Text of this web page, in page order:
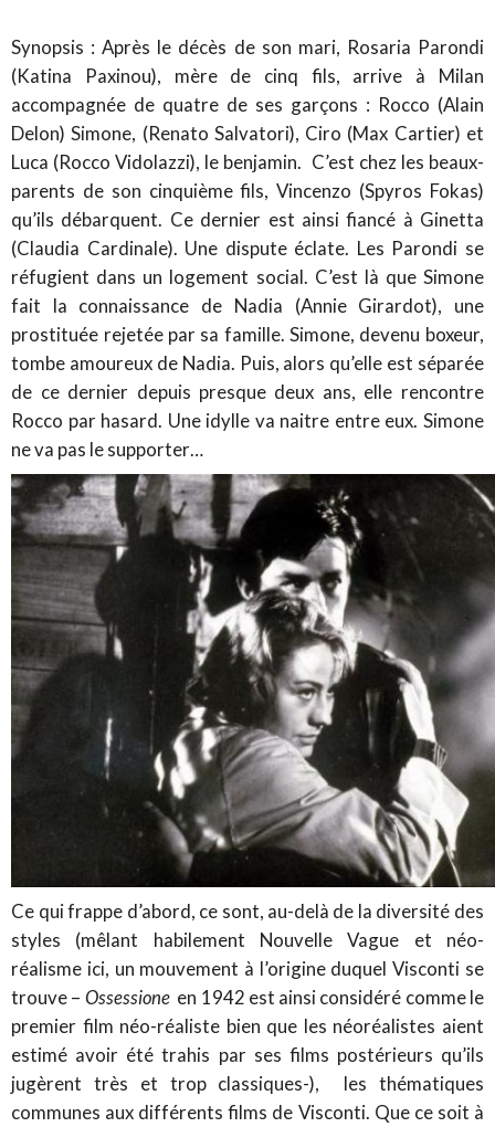
Synopsis : Après le décès de son mari, Rosaria Parondi
(Katina Paxinou), mère de cinq fils, arrive à Milan
accompagnée de quatre de ses garçons : Rocco (Alain
Delon) Simone, (Renato Salvatori), Ciro (Max Cartier) et
Luca (Rocco Vidolazzi), le benjamin. C’est chez les beaux-
parents de son cinquième fils, Vincenzo (Spyros Fokas)
qu’ils débarquent. Ce dernier est ainsi fiancé à Ginetta
(Claudia Cardinale). Une dispute éclate. Les Parondi se
réfugient dans un logement social. C’est là que Simone
fait la connaissance de Nadia (Annie Girardot), une
prostituée rejetée par sa famille. Simone, devenu boxeur,
tombe amoureux de Nadia. Puis, alors qu’elle est séparée
de ce dernier depuis presque deux ans, elle rencontre
Rocco par hasard. Une idylle va naitre entre eux. Simone
ne va pas le supporter…
Ce qui frappe d’abord, ce sont, au-delà de la diversité des
styles (mêlant habilement Nouvelle Vague et néo-
réalisme ici, un mouvement à l’origine duquel Visconti se
trouve – Ossessione en 1942 est ainsi considéré comme le
premier film néo-réaliste bien que les néoréalistes aient
estimé avoir été trahis par ses films postérieurs qu’ils
jugèrent très et trop classiques-), les thématiques
communes aux différents films de Visconti. Que ce soit à